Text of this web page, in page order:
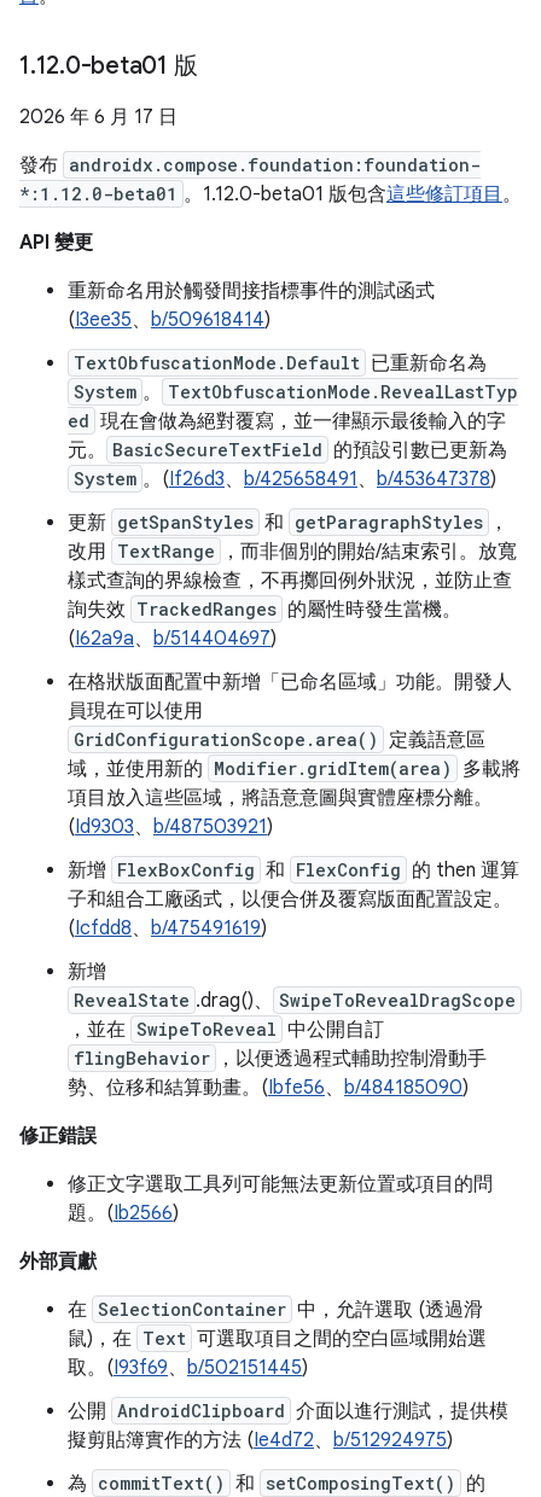
1.12.0-beta01 版
2026 年 6 月 17 日
發布 androidx.compose.foundation:foundation-
*:1.12.0-beta01 。1.12.0-beta01 版包含這些修訂項目 。
API 變更
重新命名用於觸發間接指標事件的測試函式
(I3ee35、 b/509618414)
TextObfuscationMode.Default 已重新命名為
System 。
TextObfuscationMode.RevealLastTyp
ed 現在會做為絕對覆寫，並一律顯示最後輸入的字
元。
BasicSecureTextField 的預設引數已更新為
System 。(If26d3、 b/425658491 、 b/453647378)
更新 getSpanStyles 和 getParagraphStyles
，
改用 TextRange
，而非個別的開始/結束索引。放寬
樣式查詢的界線檢查，不再擲回例外狀況，並防止查
詢失效 TrackedRanges 的屬性時發生當機。
(I62a9a、 b/514404697)
在格狀版面配置中新增「已命名區域」功能。開發人
員現在可以使用
GridConfigurationScope.area()
定義語意區
域，並使用新的 Modifier.gridItem(area)
多載將
項目放入這些區域，將語意意圖與實體座標分離。
(Id9303、 b/487503921)
新增 FlexBoxConfig 和 FlexConfig 的 then 運算
子和組合工廠函式，以便合併及覆寫版面配置設定。
(Icfdd8、 b/475491619)
新增
RevealState .drag()、 SwipeToRevealDragScope
，並在 SwipeToReveal 中公開自訂
flingBehavior
，以便透過程式輔助控制滑動手
勢、位移和結算動畫。(Ibfe56、 b/484185090)
修正錯誤
修正文字選取工具列可能無法更新位置或項目的問
題。(Ib2566)
外部貢獻
在 SelectionContainer 中，允許選取 (透過滑
鼠)，在 Text 可選取項目之間的空白區域開始選
取。(I93f69、 b/502151445)
公開 AndroidClipboard 介面以進行測試，提供模
擬剪貼簿實作的方法 (Ie4d72、 b/512924975)
為 commitText() 和 setComposingText() 的